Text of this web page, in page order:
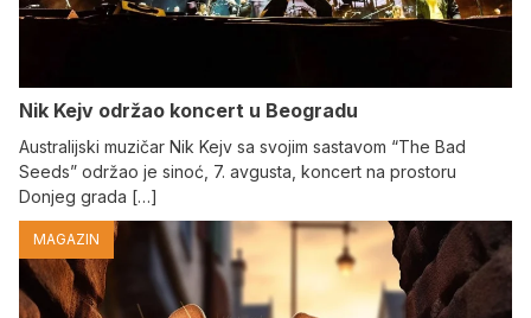
Nik Kejv održao koncert u Beogradu
Australijski muzičar Nik Kejv sa svojim sastavom “The Bad
Seeds” održao je sinoć, 7. avgusta, koncert na prostoru
Donjeg grada […]
MAGAZIN